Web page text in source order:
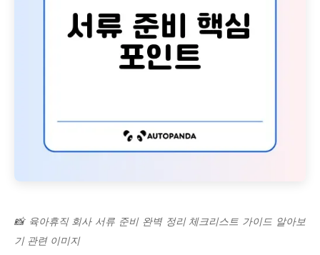
📸 육아휴직 회사 서류 준비 완벽 정리 체크리스트 가이드 알아보
기 관련 이미지